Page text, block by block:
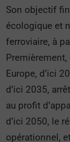
Son objectif
écologique et
ferroviaire, à
Europe, d’ici
d’ici 2035,
au profit
d’ici 2050, le
opérationnel,